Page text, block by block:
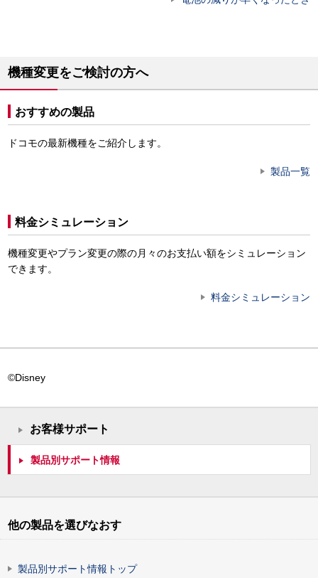
機種変更をご検討の方へ
おすすめの製品
ドコモの最新機種をご紹介します。
製品一覧
料金シミュレーション
機種変更やプラン変更の際の月々のお支払い額をシミュレーション
できます。
料金シミュレーション
©Disney
お客様サポート
製品別サポート情報
他の製品を選びなおす
製品別サポート情報トップ